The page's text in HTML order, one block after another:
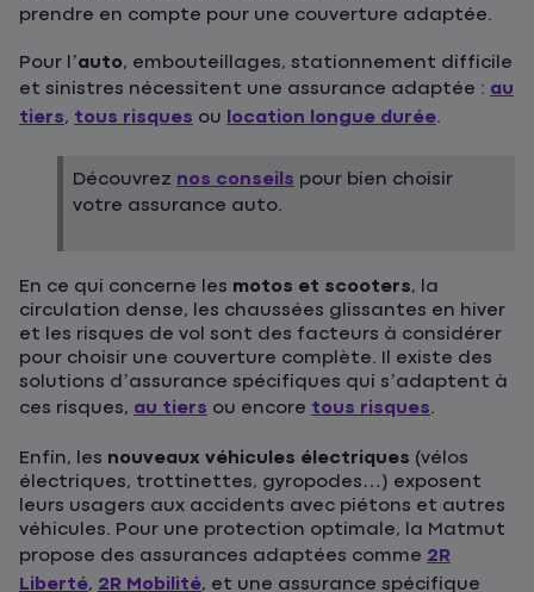
prendre en compte pour une couverture adaptée.
Pour l’auto, embouteillages, stationnement difficile
et sinistres nécessitent une assurance adaptée : au
tiers, tous risques ou location longue durée.
Découvrez nos conseils pour bien choisir
votre assurance auto.
En ce qui concerne les motos et scooters, la
circulation dense, les chaussées glissantes en hiver
et les risques de vol sont des facteurs à considérer
pour choisir une couverture complète. Il existe des
solutions d’assurance spécifiques qui s’adaptent à
ces risques, au tiers ou encore tous risques.
Enfin, les nouveaux véhicules électriques (vélos
électriques, trottinettes, gyropodes…) exposent
leurs usagers aux accidents avec piétons et autres
véhicules. Pour une protection optimale, la Matmut
propose des assurances adaptées comme 2R
Liberté, 2R Mobilité, et une assurance spécifique